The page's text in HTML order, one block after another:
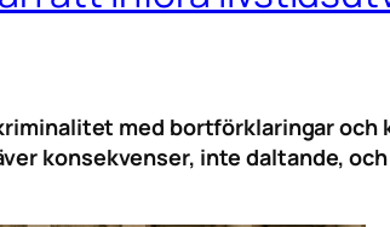
med bortförklaringar och
konsekvenser, inte daltande,